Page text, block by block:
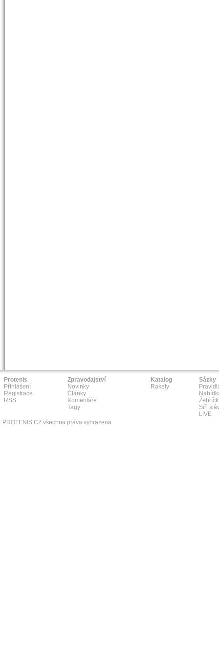
Protenis
Přihlášení
Registrace
RSS
Zpravodajství
Novinky
Články
Komentáře
Tagy
Katalog
Rakety
Sázky
Síň
L!VE
PROTENIS.CZ všechna práva vyhrazena